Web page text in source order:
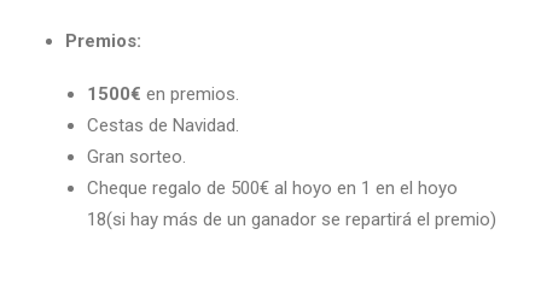
Premios:
1500€ en premios.
Cestas de Navidad.
Gran sorteo.
Cheque regalo de 500€ al hoyo en 1 en el hoyo
18(si hay más de un ganador se repartirá el premio)